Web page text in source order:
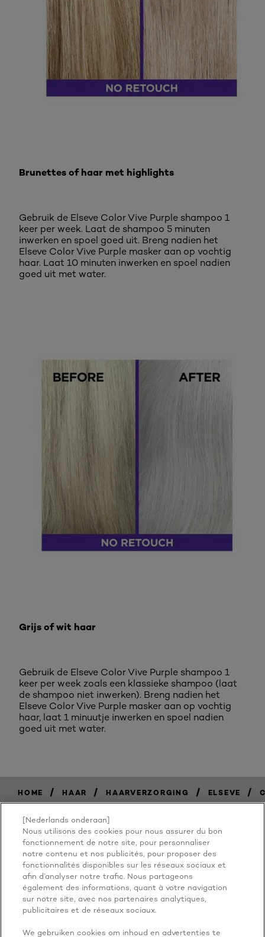
Brunettes of haar met highlights
Gebruik de Elseve Color Vive Purple shampoo 1
keer per week. Laat de shampoo 5 minuten
inwerken en spoel goed uit. Breng nadien het
Elseve Color Vive Purple masker aan op vochtig
haar. Laat 10 minuten inwerken en spoel nadien
goed uit met water.
Grijs of wit haar
Gebruik de Elseve Color Vive Purple shampoo 1
keer per week zoals een klassieke shampoo (laat
de shampoo niet inwerken). Breng nadien het
Elseve Color Vive Purple masker aan op vochtig
haar, laat 1 minuutje inwerken en spoel nadien
goed uit met water.
HOME / HAAR / HAARVERZORGING / ELSEVE /
BECAUSE
YOU'RE
WORTH IT
[Nederlands onderaan]
Nous utilisons des cookies pour nous assurer du bon
fonctionnement de notre site, pour personnaliser
notre contenu et nos publicités, pour proposer des
fonctionnalités disponibles sur les réseaux sociaux et
afin d’analyser notre trafic. Nous partageons
également des informations, quant à votre navigation
sur notre site, avec nos partenaires analytiques,
publicitaires et de réseaux sociaux.
We gebruiken cookies om inhoud en advertenties te